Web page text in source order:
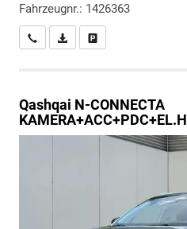
Fahrzeugnr.: 1426363
Wir rufen Sie anPDF-Datei, Fahrzeugexposé
Qashqai N-CONNECTA